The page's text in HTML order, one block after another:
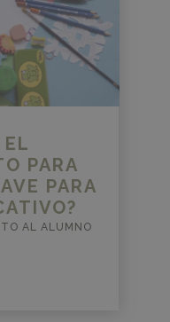
EL
PARA
PARA
AL ALUMNO